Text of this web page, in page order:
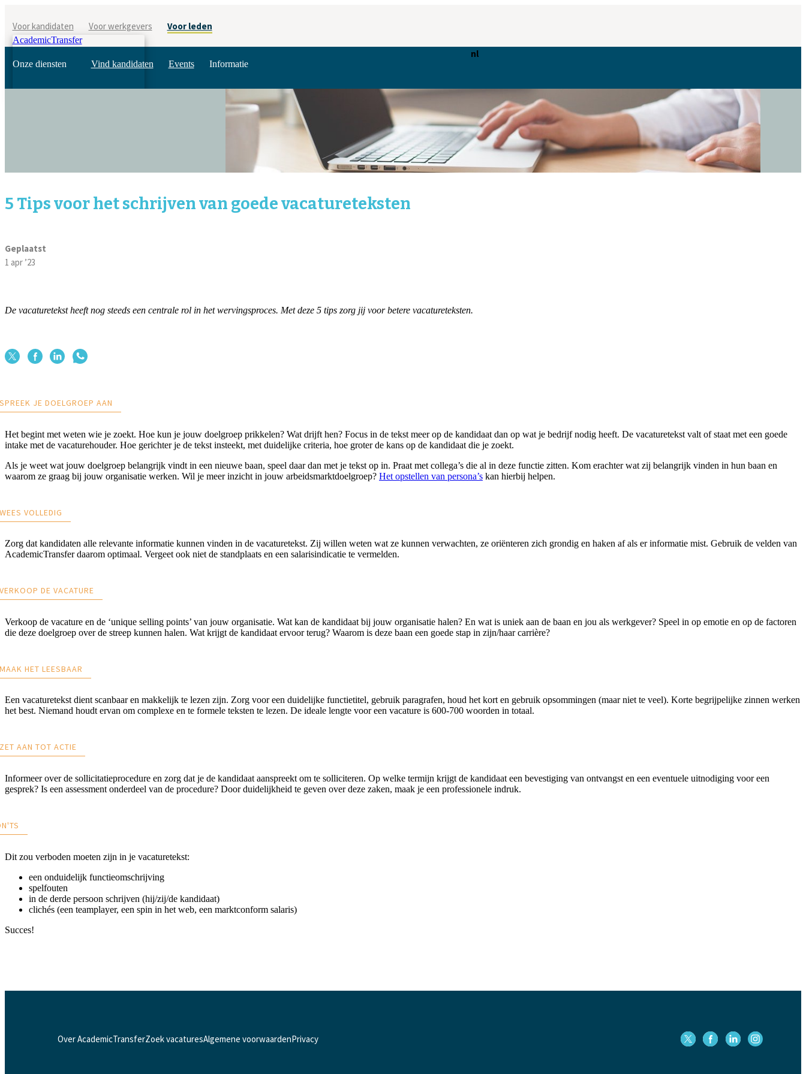
Voor kandidaten Voor werkgevers Voor leden
AcademicTransfer
Onze diensten Vind kandidaten Events Informatie
nl
5 Tips voor het schrijven van goede vacatureteksten
Geplaatst
1 apr ’23
De vacaturetekst heeft nog steeds een centrale rol in het wervingsproces. Met deze 5 tips zorg jij voor betere vacatureteksten.
JE DOELGROEP AAN
Het begint met weten wie je zoekt. Hoe kun je jouw doelgroep prikkelen? Wat drijft hen? Focus in de tekst meer op de kandidaat dan op wat je bedrijf nodig heeft. De vacaturetekst valt of staat met een goede
intake met de vacaturehouder. Hoe gerichter je de tekst insteekt, met duidelijke criteria, hoe groter de kans op de kandidaat die je zoekt.
Als je weet wat jouw doelgroep belangrijk vindt in een nieuwe baan, speel daar dan met je tekst op in. Praat met collega’s die al in deze functie zitten. Kom erachter wat zij belangrijk vinden in hun baan en
waarom ze graag bij jouw organisatie werken. Wil je meer inzicht in jouw arbeidsmarktdoelgroep? Het opstellen van persona’s kan hierbij helpen.
VOLLEDIG
Zorg dat kandidaten alle relevante informatie kunnen vinden in de vacaturetekst. Zij willen weten wat ze kunnen verwachten, ze oriënteren zich grondig en haken af als er informatie mist. Gebruik de velden van
AcademicTransfer daarom optimaal. Vergeet ook niet de standplaats en een salarisindicatie te vermelden.
DE VACATURE
Verkoop de vacature en de ‘unique selling points’ van jouw organisatie. Wat kan de kandidaat bij jouw organisatie halen? En wat is uniek aan de baan en jou als werkgever? Speel in op emotie en op de factoren
die deze doelgroep over de streep kunnen halen. Wat krijgt de kandidaat ervoor terug? Waarom is deze baan een goede stap in zijn/haar carrière?
HET LEESBAAR
Een vacaturetekst dient scanbaar en makkelijk te lezen zijn. Zorg voor een duidelijke functietitel, gebruik paragrafen, houd het kort en gebruik opsommingen (maar niet te veel). Korte begrijpelijke zinnen werken
het best. Niemand houdt ervan om complexe en te formele teksten te lezen. De ideale lengte voor een vacature is 600-700 woorden in totaal.
AAN TOT ACTIE
Informeer over de sollicitatieprocedure en zorg dat je de kandidaat aanspreekt om te solliciteren. Op welke termijn krijgt de kandidaat een bevestiging van ontvangst en een eventuele uitnodiging voor een
gesprek? Is een assessment onderdeel van de procedure? Door duidelijkheid te geven over deze zaken, maak je een professionele indruk.
Dit zou verboden moeten zijn in je vacaturetekst:
een onduidelijk functieomschrijving
spelfouten
in de derde persoon schrijven (hij/zij/de kandidaat)
clichés (een teamplayer, een spin in het web, een marktconform salaris)
Succes!
Over AcademicTransferZoek vacaturesAlgemene voorwaardenPrivacy